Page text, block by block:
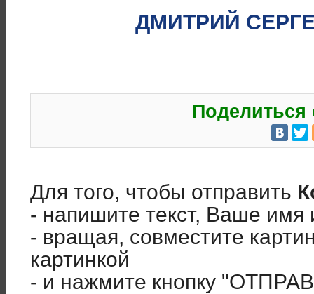
ДМИТРИЙ
Поделиться
Для того, чтобы отправить
- напишите текст, Ваше имя
- вращая, совместите
картинкой
- и нажмите кнопку